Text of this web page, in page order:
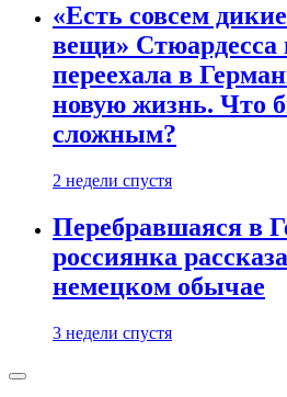
«Есть совсем
вещи» Стюардесса
переехала в
новую жизнь. Что
сложным?
2 недели спустя
Перебравшаяся в
россиянка
немецком обычае
3 недели спустя